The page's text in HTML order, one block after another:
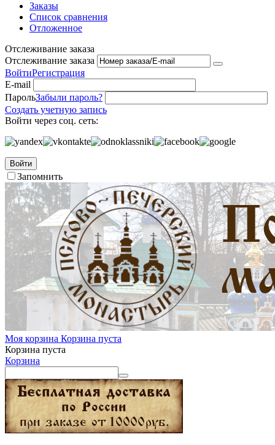
Заказы
Список сравнения
Отложенное
Отслеживание заказа
Отслеживание заказа
ВойтиРегистрация
E-mail
ПарольЗабыли пароль?
Создать учетную запись
Войти через соц. сеть:
Войти
Запомнить
Моя корзина Корзина пуста
Корзина пуста
Корзина